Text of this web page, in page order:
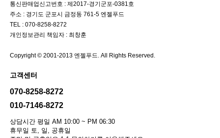
통신판매업신고번호 : 제2017-경기군포-0381호
주소 : 경기도 군포시 금정동 761-5 엔젤푸드
TEL : 070-8258-8272
개인정보관리 책임자 : 최창훈
Copyright © 2001-2013 엔젤푸드. All Rights Reserved.
고객센터
070-8258-8272
010-7146-8272
상담시간 평일 AM 10:00 ~ PM 06:30
휴무일 토, 일, 공휴일